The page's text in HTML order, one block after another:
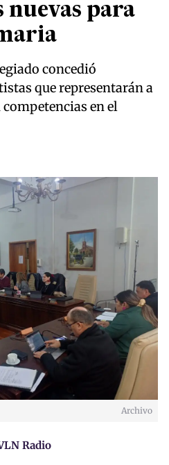
nuevas para
concedió
que representarán a
en el
Archivo
Radio